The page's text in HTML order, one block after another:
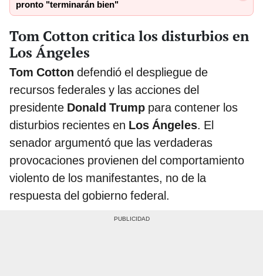
pronto "terminarán bien"
Tom Cotton critica los disturbios en
Los Ángeles
Tom Cotton defendió el despliegue de
recursos federales y las acciones del
presidente Donald Trump para contener los
disturbios recientes en Los Ángeles. El
senador argumentó que las verdaderas
provocaciones provienen del comportamiento
violento de los manifestantes, no de la
respuesta del gobierno federal.